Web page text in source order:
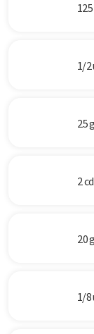
1/2
25
2
20
1/8